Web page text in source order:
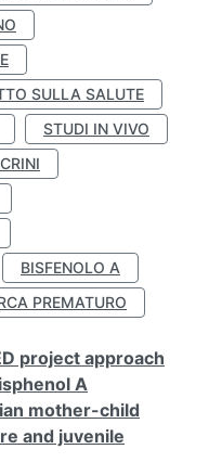
SULLA SALUTE
STUDI IN VIVO
BISFENOLO A
PREMATURO
project approach
A
mother-child
and juvenile